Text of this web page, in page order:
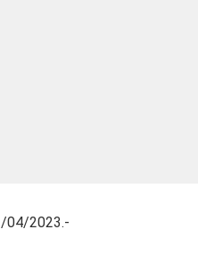
04/2023.-